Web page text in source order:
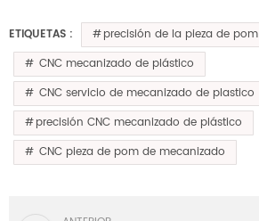
ETIQUETAS :
precisión de la pieza de pom
CNC mecanizado de plástico
CNC servicio de mecanizado de plastico
precisión CNC mecanizado de plástico
CNC pieza de pom de mecanizado